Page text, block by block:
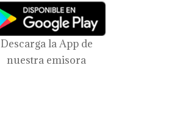
Descarga la App de
nuestra emisora